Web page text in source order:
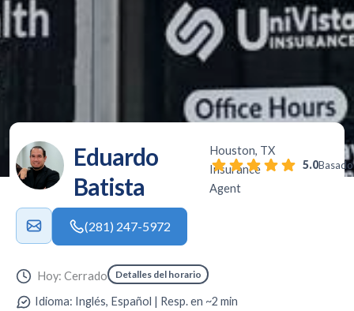
Eduardo
Batista
Houston, TX
Insurance
Agent
5.0Basado
(281) 247-5972
Hoy: Cerrado Detalles del horario
Idioma: Inglés, Español | Resp. en ~2 min